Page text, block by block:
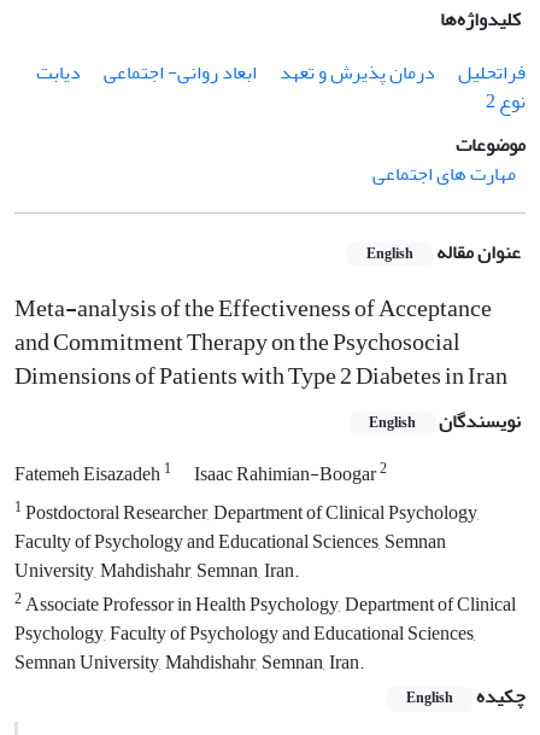
کلیدواژه‌ها
فراتحلیل
درمان پذیرش و تعهد ابعاد روانی- اجتماعی
دیابت
نوع 2
موضوعات
مهارت های اجتماعی
عنوان مقاله English
Meta-analysis of the Effectiveness of Acceptance
and Commitment Therapy on the Psychosocial
Dimensions of Patients with Type 2 Diabetes in Iran
نویسندگان English
Fatemeh Eisazadeh1 Isaac Rahimian-Boogar2
1Postdoctoral Researcher, Department of Clinical Psychology,
Faculty of Psychology and Educational Sciences, Semnan
University, Mahdishahr, Semnan, Iran.
2Associate Professor in Health Psychology, Department of Clinical
Psychology, Faculty of Psychology and Educational Sciences,
Semnan University, Mahdishahr, Semnan, Iran.
چکیده
English